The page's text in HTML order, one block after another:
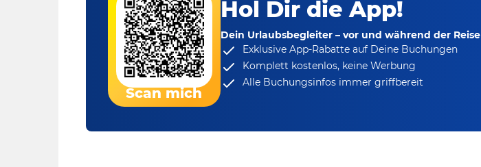
Scan mich
Hol Dir die App!
Dein Urlaubsbegleiter – vor und während der Reise
Exklusive App-Rabatteauf Deine Buchungen
Komplett kostenlos, keine Werbung
Alle Buchungsinfos immer griffbereit